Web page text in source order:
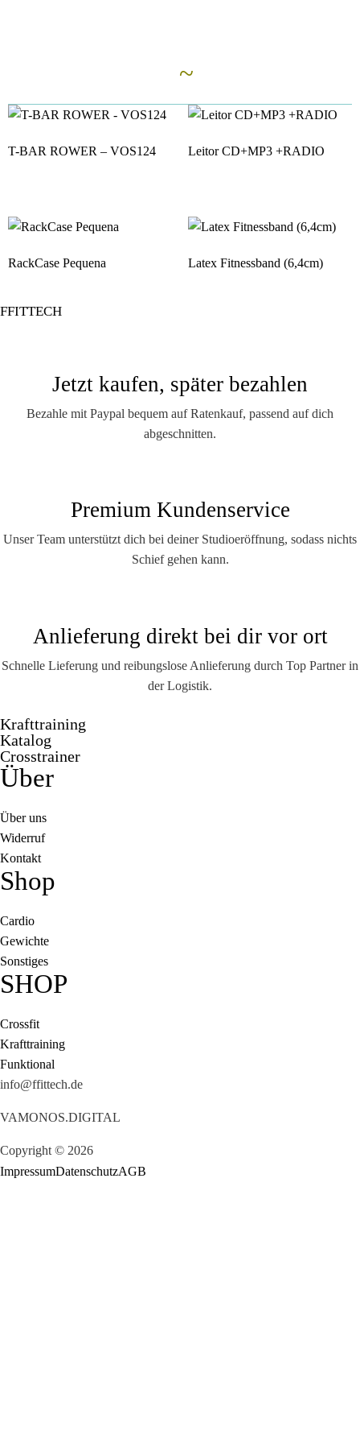
~
T-BAR ROWER – VOS124 Leitor CD+MP3 +RADIO
RackCase Pequena Latex Fitnessband (6,4cm)
FFITTECH
Jetzt kaufen, später bezahlen
Bezahle mit Paypal bequem auf Ratenkauf, passend auf dich
abgeschnitten.
Premium Kundenservice
Unser Team unterstützt dich bei deiner Studioeröffnung, sodass nichts
Schief gehen kann.
Anlieferung direkt bei dir vor ort
Schnelle Lieferung und reibungslose Anlieferung durch Top Partner in
der Logistik.
Krafttraining
Katalog
Crosstrainer
Über
Über uns
Widerruf
Kontakt
Shop
Cardio
Gewichte
Sonstiges
SHOP
Crossfit
Krafttraining
Funktional
info@ffittech.de
VAMONOS.DIGITAL
Copyright © 2026
ImpressumDatenschutzAGB